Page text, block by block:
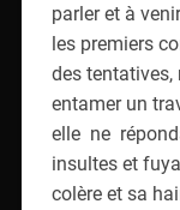
parler et à
les premiers
des
entamer un
elle ne
insultes et
colère et sa